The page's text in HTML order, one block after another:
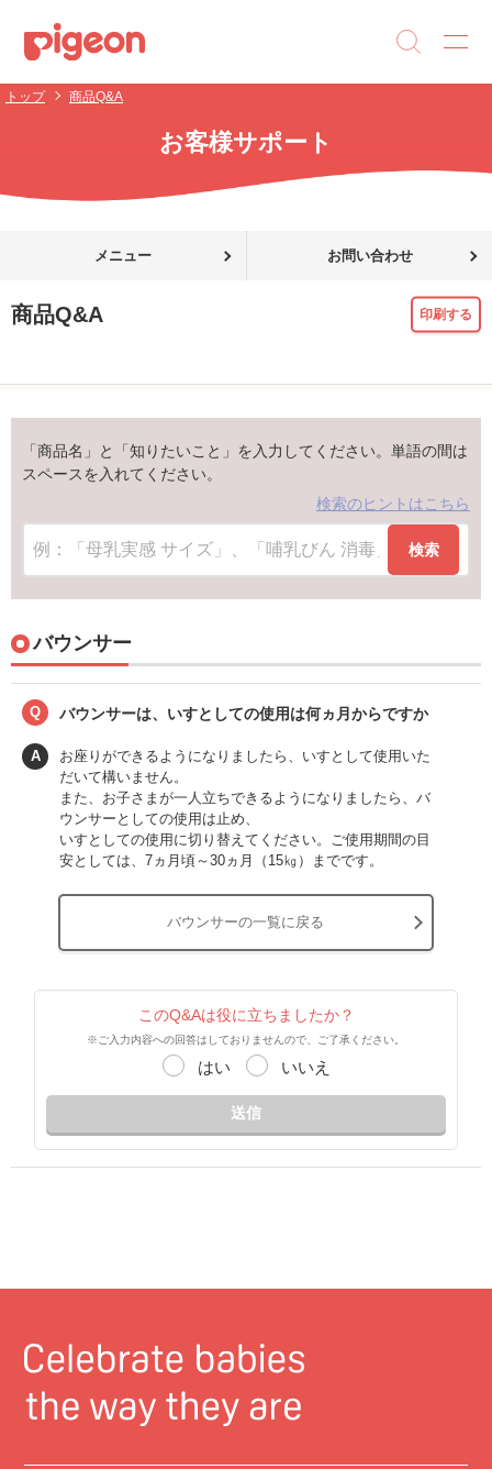
トップ 商品Q&A
お客様サポート
メニュー お問い合わせ
商品Q&A 印刷する
「商品名」と「知りたいこと」を入力してください。単語の間は
スペースを入れてください。
検索のヒントはこちら
検索
バウンサー
Q バウンサーは、いすとしての使用は何ヵ月からですか
A
お座りができるようになりましたら、いすとして使用いた
だいて構いません。
また、お子さまが一人立ちできるようになりましたら、バ
ウンサーとしての使用は止め、
いすとしての使用に切り替えてください。ご使用期間の目
安としては、7ヵ月頃～30ヵ月（15㎏）までです。
バウンサーの一覧に戻る
このQ&Aは役に立ちましたか？
※ご入力内容への回答はしておりませんので、ご了承ください。
はい いいえ
送信